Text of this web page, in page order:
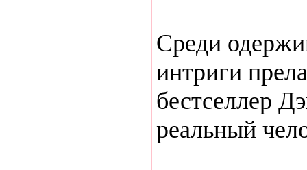
Среди
интриги
бестселлер
реальный